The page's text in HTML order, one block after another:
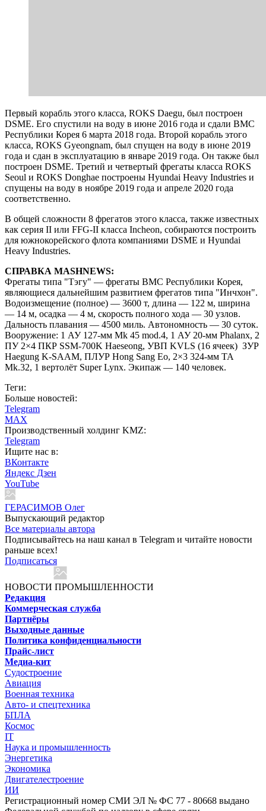
Первый корабль этого класса, ROKS Daegu, был построен
DSME. Его спустили на воду в июне 2016 года и сдали ВМС
Республики Корея 6 марта 2018 года. Второй корабль этого
класса, ROKS Gyeongnam, был спущен на воду в июне 2019
года и сдан в эксплуатацию в январе 2019 года. Он также был
построен DSME. Третий и четвертый фрегаты класса ROKS
Seoul и ROKS Donghae построены Hyundai Heavy Industries и
спущены на воду в ноябре 2019 года и апреле 2020 года
соответственно.
В общей сложности 8 фрегатов этого класса, также известных
как серия II или FFG-II класса Incheon, собираются построить
для южнокорейского флота компаниями DSME и Hyundai
Heavy Industries.
СПРАВКА MASHNEWS:
Фрегаты типа "Тэгу" — фрегаты ВМС Республики Корея,
являющиеся дальнейшим развитием фрегатов типа "Инчхон".
Водоизмещение (полное) — 3600 т, длина — 122 м, ширина
— 14 м, осадка — 4 м, скорость полного хода — 30 узлов.
Дальность плавания — 4500 миль. Автономность — 30 суток.
Вооружение: 1 АУ 127-мм Mk 45 mod.4, 1 АУ 20-мм Phalanx, 2
ПУ 2×4 ПКР SSM-700K Haeseong, УВП KVLS (16 ячеек) ЗУР
Haegung K-SAAM, ПЛУР Hong Sang Eo, 2×3 324-мм ТА
Mk.32, 1 вертолёт Super Lynx. Экипаж — 140 человек.
Теги:
Больше новостей:
Telegram
MAX
Производственный холдинг KMZ:
Telegram
Ищите нас в:
ВКонтакте
Яндекс Дзен
YouTube
ГЕРАСИМОВ Олег
Выпускающий редактор
Все материалы автора
Подписывайтесь на наш канал в Telegram и читайте новости
раньше всех!
Подписаться
НОВОСТИ ПРОМЫШЛЕННОСТИ
Редакция
Коммерческая служба
Партнёры
Выходные данные
Политика конфиденциальности
Прайс-лист
Медиа-кит
Судостроение
Авиация
Военная техника
Авто- и спецтехника
БПЛА
Космос
IT
Наука и промышленность
Энергетика
Экономика
Двигателестроение
ИИ
Регистрационный номер СМИ ЭЛ № ФС 77 - 80668 выдано